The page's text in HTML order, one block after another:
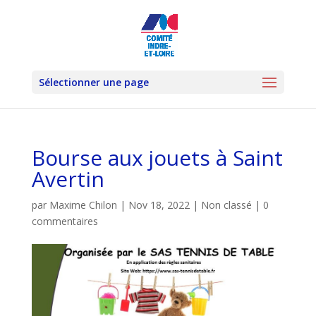
Sélectionner une page
Bourse aux jouets à Saint
Avertin
par Maxime Chilon | Nov 18, 2022| Non classé | 0
commentaires